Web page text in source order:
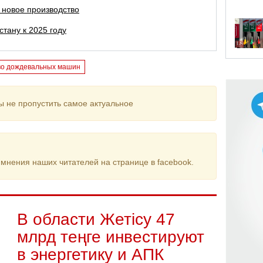
производство
к 2025 году
дождевальных машин
пропустить самое актуальное
наших читателей на странице в facebook.
В области Жетісу 47
млрд теңге инвестируют
в энергетику и АПК